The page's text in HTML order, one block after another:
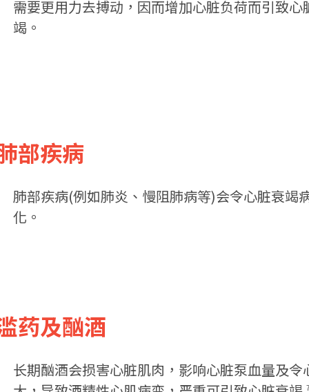
需要更用力去搏动，因而增加心脏负荷而引致心
竭。
部疾病
肺部疾病(例如肺炎、慢阻肺病等)会令心脏衰竭
化。
药及酗酒
长期酗酒会损害心脏肌肉，影响心脏泵血量及令